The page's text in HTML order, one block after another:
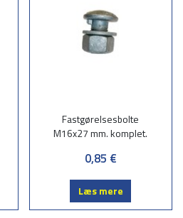
Fastgørelsesbolte
M16x27 mm. komplet.
0,85 €
Læs mere